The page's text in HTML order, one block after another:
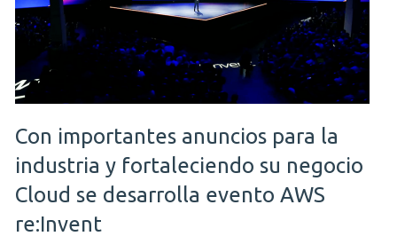
Con importantes anuncios para la
industria y fortaleciendo su negocio
Cloud se desarrolla evento AWS
re:Invent